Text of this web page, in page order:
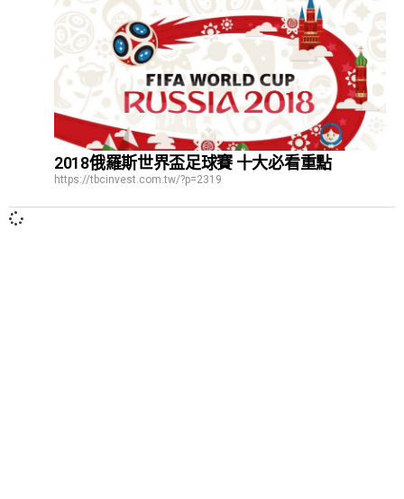
2018俄羅斯世界盃足球賽 十大必看重點
https://tbcinvest.com.tw/?p=2319